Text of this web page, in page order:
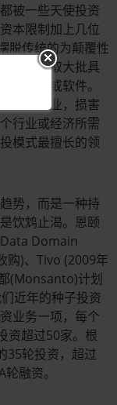
被一些天使投资
本限制加上几位
脱传统的为颠覆性
路，采取大批具
联网或软件。
其他行业，损害
行业或经济所需
模式最擅长的领
势，而是一种持
饮鸩止渴。恩颐
Domain
购)、Tivo (2009年
(Monsanto)计划
近年的种子投资
业务一项，每个
资超过50家。根
35轮投资，超过
融资。